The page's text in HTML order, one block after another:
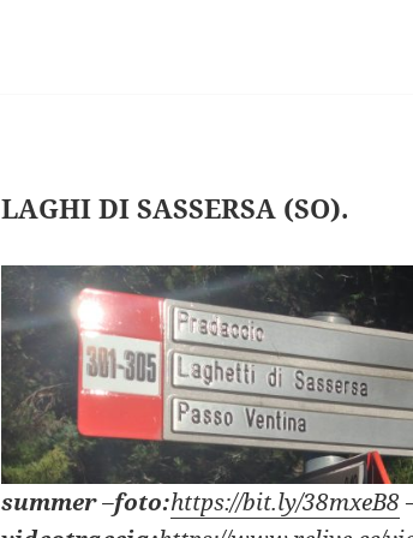
LAGHI DI SASSERSA (SO).
summer–foto:https://bit.ly/38mxeB8